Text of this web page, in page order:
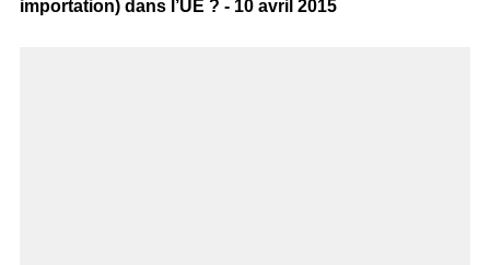
importation) dans l’UE ? - 10 avril 2015